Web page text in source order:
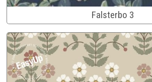
Falsterbo 3